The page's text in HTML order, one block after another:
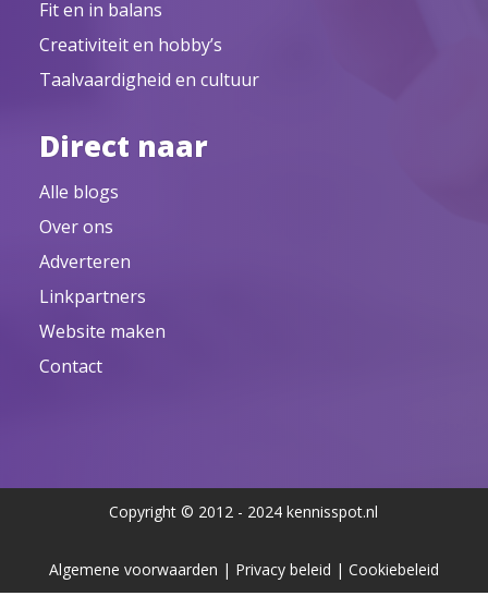
Fit en in balans
Creativiteit en hobby’s
Taalvaardigheid en cultuur
Direct naar
Alle blogs
Over ons
Adverteren
Linkpartners
Website maken
Contact
Copyright © 2012 - 2024 kennisspot.nl
Algemene voorwaarden | Privacy beleid | Cookiebeleid